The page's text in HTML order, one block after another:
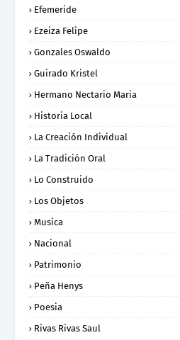
Efemeride
Ezeiza Felipe
Gonzales Oswaldo
Guirado Kristel
Hermano Nectario Maria
Historia Local
La Creación Individual
La Tradición Oral
Lo Construido
Los Objetos
Musica
Nacional
Patrimonio
Peña Henys
Poesia
Rivas Rivas Saul